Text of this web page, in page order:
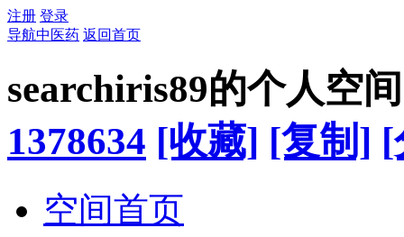
注册 登录
导航中医药 返回首页
searchiris89的个人空间
1378634 [收藏] [复制] [
空间首页